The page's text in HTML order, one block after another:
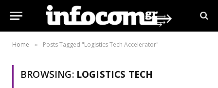
Home » Posts Tagged "Logistics Tech Accelerator"
BROWSING: LOGISTICS TECH